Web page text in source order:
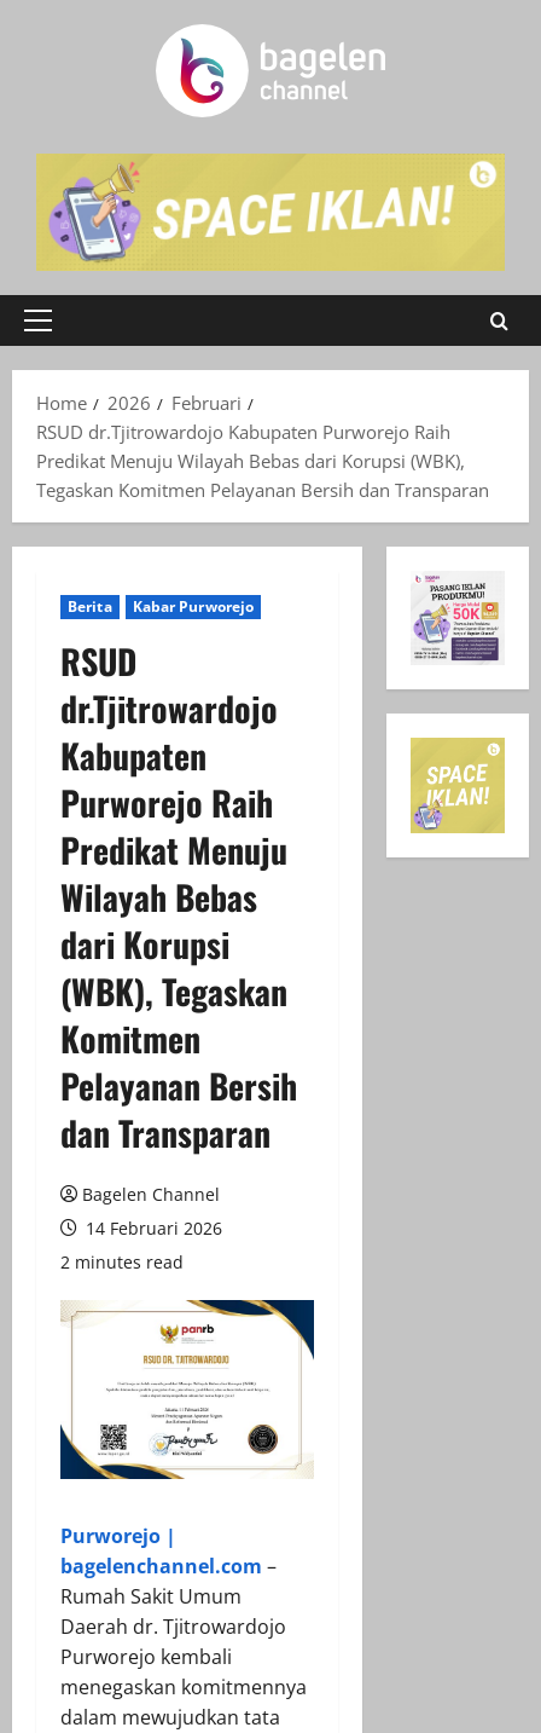
Primary
Home
2026
Februari
RSUD dr.Tjitrowardojo Kabupaten Purworejo Raih
Predikat Menuju Wilayah Bebas dari Korupsi (WBK),
Tegaskan Komitmen Pelayanan Bersih dan Transparan
Berita Kabar Purworejo
RSUD
dr.Tjitrowardojo
Kabupaten
Purworejo Raih
Predikat Menuju
Wilayah Bebas
dari Korupsi
(WBK), Tegaskan
Komitmen
Pelayanan Bersih
dan Transparan
Bagelen Channel
14 Februari 2026
2 minutes read
Purworejo |
bagelenchannel.com –
Rumah Sakit Umum
Daerah dr. Tjitrowardojo
Purworejo kembali
menegaskan komitmennya
dalam mewujudkan tata